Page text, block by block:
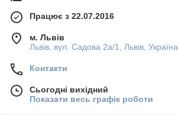
Працює з 22.07.2016
м. Львів
Львів, вул. Садова 2а/1, Львів, Україна
Контакти
Сьогодні вихідний
Показати весь графік роботи